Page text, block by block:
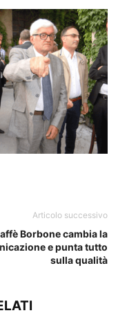
Articolo successivo
Borbone cambia la
e punta tutto
sulla qualità